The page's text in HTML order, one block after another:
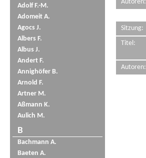
Adolf F.-M.
Adomeit A.
Agocs J.
Albers F.
Albus J.
Andert F.
Annighöfer B.
Arnold F.
Artner M.
Aßmann K.
Aulich M.
B
Bachmann A.
Baeten A.
Autoren:
Sitzung:
Titel:
Autoren: